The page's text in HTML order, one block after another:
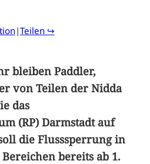
|Teilen ↪
bleiben Paddler,
von Teilen der Nidda
das
(RP) Darmstadt auf
die Flusssperrung in
bereits ab 1.